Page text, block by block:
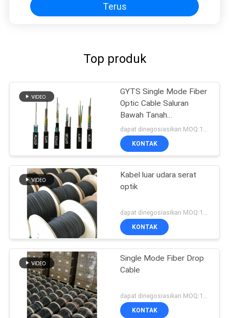
Terus
Top produk
GYTS Single Mode Fiber
Optic Cable Saluran
Bawah Tanah
Pemakaman Langsung dapat dinegosiasikan MOQ:1000
KONTAK
Kabel luar udara serat
optik
KONTAK
Single Mode Fiber Drop
Cable
KONTAK